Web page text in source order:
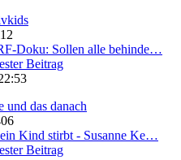
Doku: Sollen alle behinde…
Beitrag
und das danach
Kind stirbt - Susanne Ke…
Beitrag